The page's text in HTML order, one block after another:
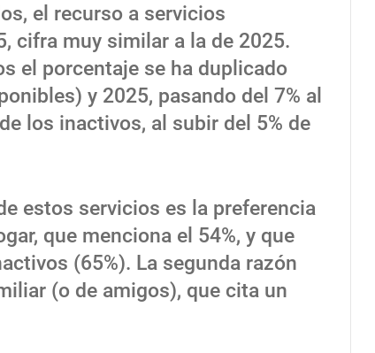
el recurso a servicios
cifra muy similar a la de 2025.
el porcentaje se ha duplicado
y 2025, pasando del 7% al
los inactivos, al subir del 5% de
estos servicios es la preferencia
que menciona el 54%, y que
(65%). La segunda razón
(o de amigos), que cita un